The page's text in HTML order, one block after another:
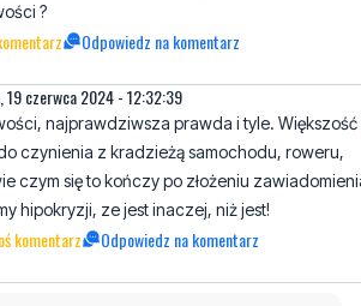
?
Odpowiedz na komentarz
19 czerwca 2024 - 12:32:39
najprawdziwsza prawda i tyle. Większość
do czynienia z kradzieżą samochodu, roweru,
czym się to kończy po złożeniu
hipokryzji, ze jest inaczej, niż jest!
komentarz Odpowiedz na komentarz